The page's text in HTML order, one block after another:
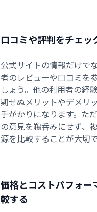
口コミや評判をチェッ
公式サイトの情報だけで
者のレビューや口コミを
しょう。他の利用者の経
期せぬメリットやデメリ
手がかりになります。た
の意見を鵜呑みにせず、
源を比較することが大切で
価格とコストパフォー
較する